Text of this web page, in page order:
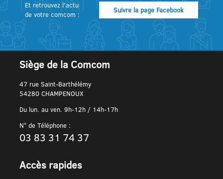
Et retrouvez l’actu
de votre comcom :
Suivre la page Facebook
Siège de la Comcom
47 rue Saint-Barthélémy
54280 CHAMPENOUX
Du lun. au ven. 9h-12h / 14h-17h
N° de Téléphone :
03 83 31 74 37
Accès rapides